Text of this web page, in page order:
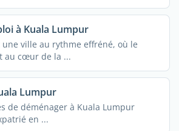
à Kuala Lumpur
ville au rythme effréné, où le
au cœur de la ...
Lumpur
de déménager à Kuala Lumpur
en ...